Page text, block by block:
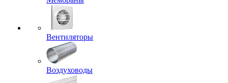
Вентиляторы
Воздуховоды